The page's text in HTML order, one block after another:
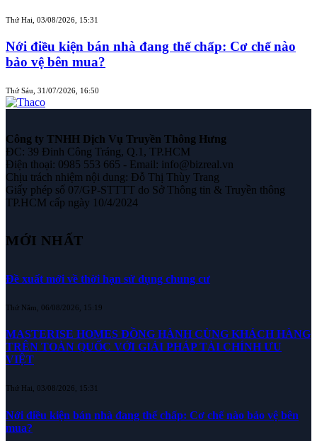
Thứ Hai, 03/08/2026, 15:31
Nới điều kiện bán nhà đang thế chấp: Cơ chế nào
bảo vệ bên mua?
Thứ Sáu, 31/07/2026, 16:50
Công ty TNHH Dịch Vụ Truyền Thông Hưng
ĐC: 39 Đinh Công Tráng, Q.1, TP.HCM
Điện thoại: 0985 553 665 - Email: info@bizreal.vn
Chịu trách nhiệm nội dung: Đỗ Thị Thùy Trang
Giấy phép số 07/GP-STTTT do Sở Thông tin & Truyền thông
TP.HCM cấp ngày 10/4/2024
MỚI NHẤT
Đề xuất mới về thời hạn sử dụng chung cư
Thứ Năm, 06/08/2026, 15:19
MASTERISE HOMES ĐỒNG HÀNH CÙNG KHÁCH HÀNG
TRÊN TOÀN QUỐC VỚI GIẢI PHÁP TÀI CHÍNH ƯU
VIỆT
Thứ Hai, 03/08/2026, 15:31
Nới điều kiện bán nhà đang thế chấp: Cơ chế nào bảo vệ bên
mua?